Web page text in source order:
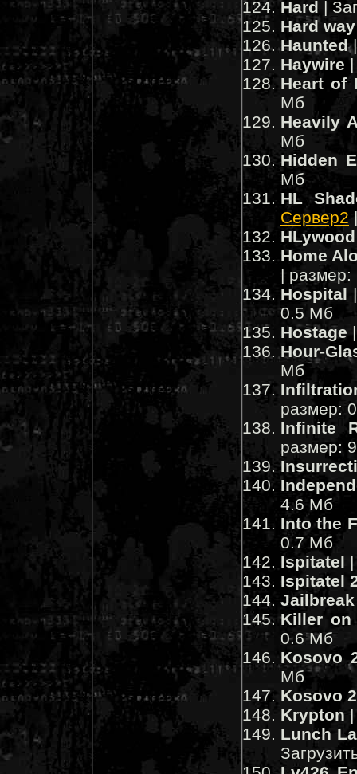
Hard |
Hard way
Haunted|
Haywire
Heart of
Мб
Heavily
Мб
Hidden
Мб
HL
Сервер2
HLywood
Home
|
Hospital
0.5 Мб
Hostage|
Hour-
Мб
размер:
Infinite
размер:
4.6 Мб
Into the
0.7 Мб
Ispitatel
Ispitatel
Jailbreak
Killer on
0.6 Мб
Kosovo
Мб
Kosovo 2
Krypton
Lunch